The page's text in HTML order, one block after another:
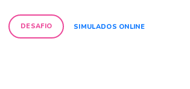
DESAFIO SIMULADOS ONLINE